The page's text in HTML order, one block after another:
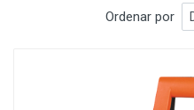
Ordenar por